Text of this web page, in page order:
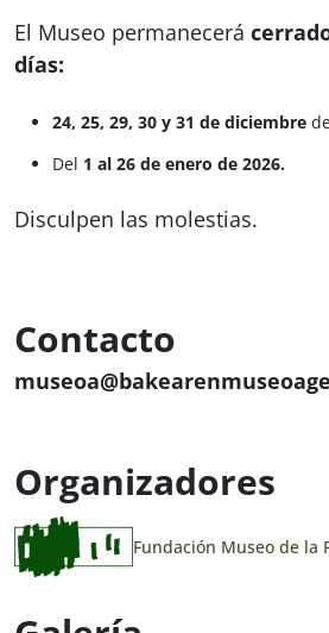
El Museo permanecerá
días:
24, 25, 29, 30 y 31 de diciembre
Del 1 al 26 de enero de 2026.
Disculpen las molestias.
Contacto
Organizadores
Fundación Museo de la